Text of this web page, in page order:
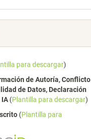
para descargar)
de Autoría, Conflicto
de Datos, Declaración
IA (Plantilla para descargar)
(Plantilla para